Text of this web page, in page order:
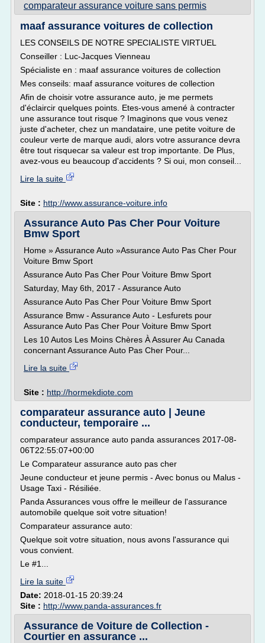
comparateur assurance voiture sans permis
maaf assurance voitures de collection
LES CONSEILS DE NOTRE SPECIALISTE VIRTUEL
Conseiller : Luc-Jacques Vienneau
Spécialiste en : maaf assurance voitures de collection
Mes conseils: maaf assurance voitures de collection
Afin de choisir votre assurance auto, je me permets
d'éclaircir quelques points. Etes-vous amené à contracter
une assurance tout risque ? Imaginons que vous venez
juste d'acheter, chez un mandataire, une petite voiture de
couleur verte de marque audi, alors votre assurance devra
être tout risquecar sa valeur est trop importante. De Plus,
avez-vous eu beaucoup d'accidents ? Si oui, mon conseil...
Lire la suite
Site : http://www.assurance-voiture.info
Assurance Auto Pas Cher Pour Voiture
Bmw Sport
Home » Assurance Auto »Assurance Auto Pas Cher Pour
Voiture Bmw Sport
Assurance Auto Pas Cher Pour Voiture Bmw Sport
Saturday, May 6th, 2017 - Assurance Auto
Assurance Auto Pas Cher Pour Voiture Bmw Sport
Assurance Bmw - Assurance Auto - Lesfurets pour
Assurance Auto Pas Cher Pour Voiture Bmw Sport
Les 10 Autos Les Moins Chères À Assurer Au Canada
concernant Assurance Auto Pas Cher Pour...
Lire la suite
Site : http://hormekdiote.com
comparateur assurance auto | Jeune
conducteur, temporaire ...
comparateur assurance auto panda assurances 2017-08-
06T22:55:07+00:00
Le Comparateur assurance auto pas cher
Jeune conducteur et jeune permis - Avec bonus ou Malus -
Usage Taxi - Résiliée.
Panda Assurances vous offre le meilleur de l'assurance
automobile quelque soit votre situation!
Comparateur assurance auto:
Quelque soit votre situation, nous avons l'assurance qui
vous convient.
Le #1...
Lire la suite
Date: 2018-01-15 20:39:24
Site : http://www.panda-assurances.fr
Assurance de Voiture de Collection -
Courtier en assurance ...